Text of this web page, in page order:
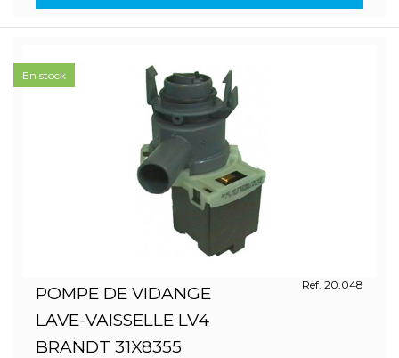
POMPE DE VIDANGE
LAVE-VAISSELLE LV4
BRANDT 31X8355
Ref. 20.048
En stock